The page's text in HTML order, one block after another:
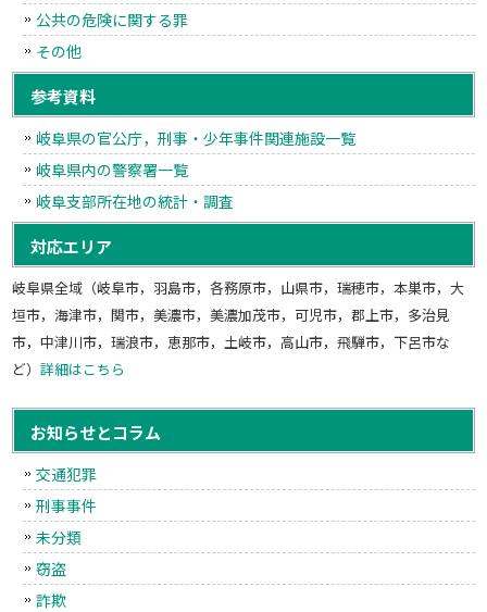
公共の危険に関する罪
その他
参考資料
岐阜県の官公庁，刑事・少年事件関連施設一覧
岐阜県内の警察署一覧
岐阜支部所在地の統計・調査
対応エリア
岐阜県全域（岐阜市，羽島市，各務原市，山県市，瑞穂市，本巣市，大
垣市，海津市，関市，美濃市，美濃加茂市，可児市，郡上市，多治見
市，中津川市，瑞浪市，恵那市，土岐市，高山市，飛騨市，下呂市な
ど）詳細はこちら
お知らせとコラム
交通犯罪
刑事事件
未分類
窃盗
詐欺